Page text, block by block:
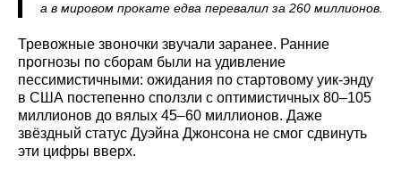
а в мировом прокате едва перевалил за 260 миллионов.
Тревожные звоночки звучали заранее. Ранние
прогнозы по сборам были на удивление
пессимистичными: ожидания по стартовому уик-энду
в США постепенно сползли с оптимистичных 80–105
миллионов до вялых 45–60 миллионов. Даже
звёздный статус Дуэйна Джонсона не смог сдвинуть
эти цифры вверх.